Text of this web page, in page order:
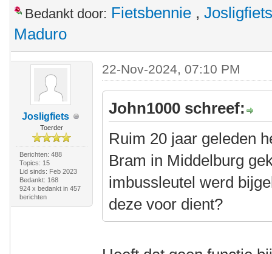
Bedankt door: Fietsbennie , Josligfiets
Maduro
Josligfiets
Toerder
Berichten: 488
Topics: 15
Lid sinds: Feb 2023
Bedankt: 168
924 x bedankt in 457
berichten
22-Nov-2024, 07:10 PM
John1000 schreef:
Ruim 20 jaar geleden
Bram in Middelburg
imbussleutel werd
deze voor dient?